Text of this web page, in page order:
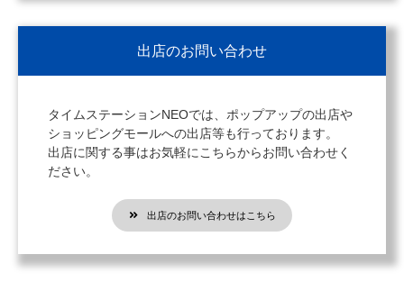
出店のお問い合わせ
タイムステーションNEOでは、ポップアップの出店や
ショッピングモールへの出店等も行っております。
出店に関する事はお気軽にこちらからお問い合わせく
ださい。
出店のお問い合わせはこちら